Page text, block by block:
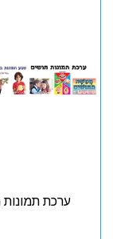
ערכת תמונות